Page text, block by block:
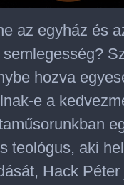
az egyház és
hozva
e a
teológus, aki
Hack